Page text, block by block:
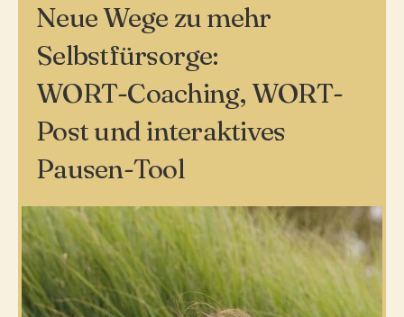
Neue Wege zu mehr
Selbstfürsorge:
WORT-Coaching, WORT-
Post und interaktives
Pausen-Tool